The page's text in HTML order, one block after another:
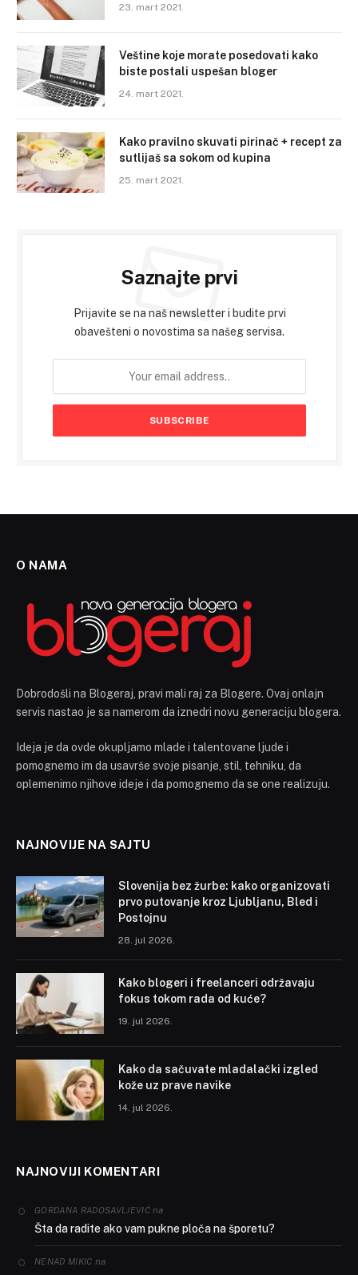
23. mart 2021.
Veštine koje morate posedovati kako
biste postali uspešan bloger
24. mart 2021.
Kako pravilno skuvati pirinač + recept za
sutlijaš sa sokom od kupina
25. mart 2021.
Saznajte prvi
Prijavite se na naš newsletter i budite prvi
obavešteni o novostima sa našeg servisa.
O NAMA
Dobrodošli na Blogeraj, pravi mali raj za Blogere. Ovaj onlajn
servis nastao je sa namerom da iznedri novu generaciju blogera.
Ideja je da ovde okupljamo mlade i talentovane ljude i
pomognemo im da usavrše svoje pisanje, stil, tehniku, da
oplemenimo njihove ideje i da pomognemo da se one realizuju.
NAJNOVIJE NA SAJTU
Slovenija bez žurbe: kako organizovati
prvo putovanje kroz Ljubljanu, Bled i
Postojnu
28. jul 2026.
Kako blogeri i freelanceri održavaju
fokus tokom rada od kuće?
19. jul 2026.
Kako da sačuvate mladalački izgled
kože uz prave navike
14. jul 2026.
NAJNOVIJI KOMENTARI
GORDANA RADOSAVLJEVIĆna
Šta da radite ako vam pukne ploča na šporetu?
NENAD MIKIC na